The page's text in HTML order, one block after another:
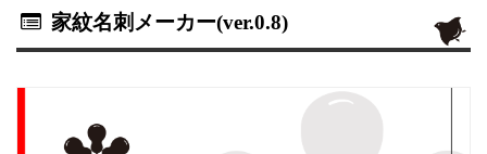
家紋名刺メーカー(ver.0.8)